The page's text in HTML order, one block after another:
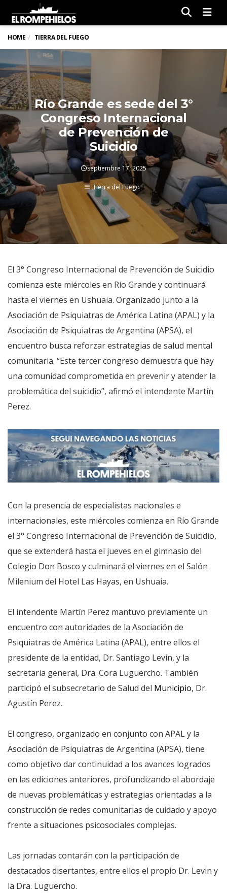
HOME TIERRA DEL FUEGO
Río Grande es sede del 3°
Congreso Internacional
de Prevención de
Suicidio
septiembre 17, 2025
Tierra del Fuego
El 3° Congreso Internacional de Prevención de Suicidio
comienza este miércoles en Río Grande y continuará
hasta el viernes en Ushuaia. Organizado junto a la
Asociación de Psiquiatras de América Latina (APAL) y la
Asociación de Psiquiatras de Argentina (APSA), el
encuentro busca reforzar estrategias de salud mental
comunitaria. “Este tercer congreso demuestra que hay
una comunidad comprometida en prevenir y atender la
problemática del suicidio”, afirmó el intendente Martín
Perez.
Con la presencia de especialistas nacionales e
internacionales, este miércoles comienza en Río Grande
el 3° Congreso Internacional de Prevención de Suicidio,
que se extenderá hasta el jueves en el gimnasio del
Colegio Don Bosco y culminará el viernes en el Salón
Milenium del Hotel Las Hayas, en Ushuaia.
El intendente Martín Perez mantuvo previamente un
encuentro con autoridades de la Asociación de
Psiquiatras de América Latina (APAL), entre ellos el
presidente de la entidad, Dr. Santiago Levin, y la
secretaria general, Dra. Cora Luguercho. También
participó el subsecretario de Salud del Municipio, Dr.
Agustín Perez.
El congreso, organizado en conjunto con APAL y la
Asociación de Psiquiatras de Argentina (APSA), tiene
como objetivo dar continuidad a los avances logrados
en las ediciones anteriores, profundizando el abordaje
de nuevas problemáticas y estrategias orientadas a la
construcción de redes comunitarias de cuidado y apoyo
frente a situaciones psicosociales complejas.
Las jornadas contarán con la participación de
destacados disertantes, entre ellos el propio Dr. Levin y
la Dra. Luguercho.